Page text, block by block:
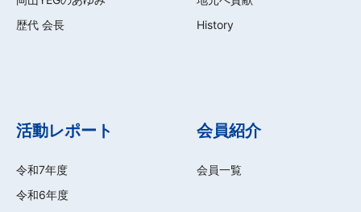
歴代 会長
History
活動レポート
令和7年度
令和6年度
会員紹介
会員一覧